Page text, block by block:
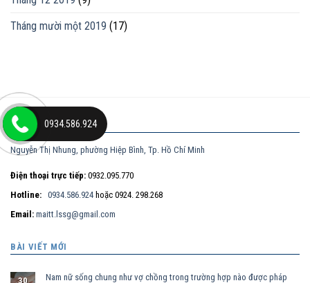
Tháng mười một 2019 (17)
ĐỊA CHỈ
Nguyễn Thị Nhung, phường Hiệp Bình, Tp. Hồ Chí Minh
Điện thoại trực tiếp: 0932.095.770
Hotline: 0934.586.924 hoặc 0924. 298.268
Email: maitt.lssg@gmail.com
BÀI VIẾT MỚI
30
Nam nữ sống chung như vợ chồng trong trường hợp nào được pháp
0934.586.924